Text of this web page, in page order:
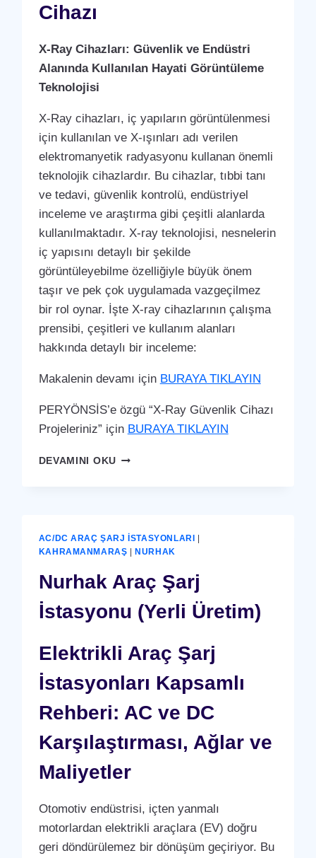
Cihazı
X-Ray Cihazları: Güvenlik ve Endüstri
Alanında Kullanılan Hayati Görüntüleme
Teknolojisi
X-Ray cihazları, iç yapıların görüntülenmesi
için kullanılan ve X-ışınları adı verilen
elektromanyetik radyasyonu kullanan önemli
teknolojik cihazlardır. Bu cihazlar, tıbbi tanı
ve tedavi, güvenlik kontrolü, endüstriyel
inceleme ve araştırma gibi çeşitli alanlarda
kullanılmaktadır. X-ray teknolojisi, nesnelerin
iç yapısını detaylı bir şekilde
görüntüleyebilme özelliğiyle büyük önem
taşır ve pek çok uygulamada vazgeçilmez
bir rol oynar. İşte X-ray cihazlarının çalışma
prensibi, çeşitleri ve kullanım alanları
hakkında detaylı bir inceleme:
Makalenin devamı için BURAYA TIKLAYIN
PERYÖNSİS’e özgü “X-Ray Güvenlik Cihazı
Projeleriniz” için BURAYA TIKLAYIN
DEVAMINI OKUNURHAK
AC/DC ARAÇ ŞARJ İSTASYONLARI
KAHRAMANMARAŞ
NURHAK
Nurhak Araç Şarj
İstasyonu (Yerli Üretim)
Elektrikli Araç Şarj
İstasyonları Kapsamlı
Rehberi: AC ve DC
Karşılaştırması, Ağlar ve
Maliyetler
Otomotiv endüstrisi, içten yanmalı
motorlardan elektrikli araçlara (EV) doğru
geri döndürülemez bir dönüşüm geçiriyor. Bu